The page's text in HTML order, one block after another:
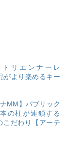
トリエンナーレ
がより楽めるキー
MM】パブリック
の柱が連鎖する
こだわり【アーテ